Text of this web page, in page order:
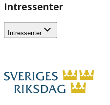
Intressenter
Intressenter